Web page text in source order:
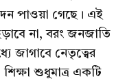
পাওয়া গেছে। এই
না, বরং জনজাতি
জাগাবে নেতৃত্বের
শুধুমাত্র একটি